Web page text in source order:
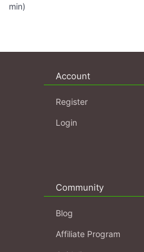
min)
Account
Register
Login
Community
Blog
Affiliate Program